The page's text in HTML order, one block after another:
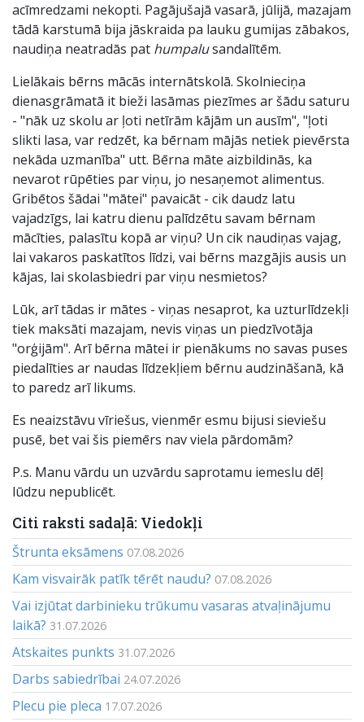
acīmredzami nekopti. Pagājušajā vasarā, jūlijā, mazajam
tādā karstumā bija jāskraida pa lauku gumijas zābakos,
naudiņa neatradās pat humpalusandalītēm.
Lielākais bērns mācās internātskolā. Skolnieciņa
dienasgrāmatā it bieži lasāmas piezīmes ar šādu saturu
- "nāk uz skolu ar ļoti netīrām kājām un ausīm", "ļoti
slikti lasa, var redzēt, ka bērnam mājās netiek pievērsta
nekāda uzmanība" utt. Bērna māte aizbildinās, ka
nevarot rūpēties par viņu, jo nesaņemot alimentus.
Gribētos šādai "mātei" pavaicāt - cik daudz latu
vajadzīgs, lai katru dienu palīdzētu savam bērnam
mācīties, palasītu kopā ar viņu? Un cik naudiņas vajag,
lai vakaros paskatītos līdzi, vai bērns mazgājis ausis un
kājas, lai skolasbiedri par viņu nesmietos?
Lūk, arī tādas ir mātes - viņas nesaprot, ka uzturlīdzekļi
tiek maksāti mazajam, nevis viņas un piedzīvotāja
"orģijām". Arī bērna mātei ir pienākums no savas puses
piedalīties ar naudas līdzekļiem bērnu audzināšanā, kā
to paredz arī likums.
Es neaizstāvu vīriešus, vienmēr esmu bijusi sieviešu
pusē, bet vai šis piemērs nav viela pārdomām?
P.s. Manu vārdu un uzvārdu saprotamu iemeslu dēļ
lūdzu nepublicēt.
Citi raksti sadaļā: Viedokļi
Štrunta eksāmens 07.08.2026
Kam visvairāk patīk tērēt naudu? 07.08.2026
Vai izjūtat darbinieku trūkumu vasaras atvaļinājumu
laikā? 31.07.2026
Atskaites punkts 31.07.2026
Darbs sabiedrībai 24.07.2026
Plecu pie pleca 17.07.2026